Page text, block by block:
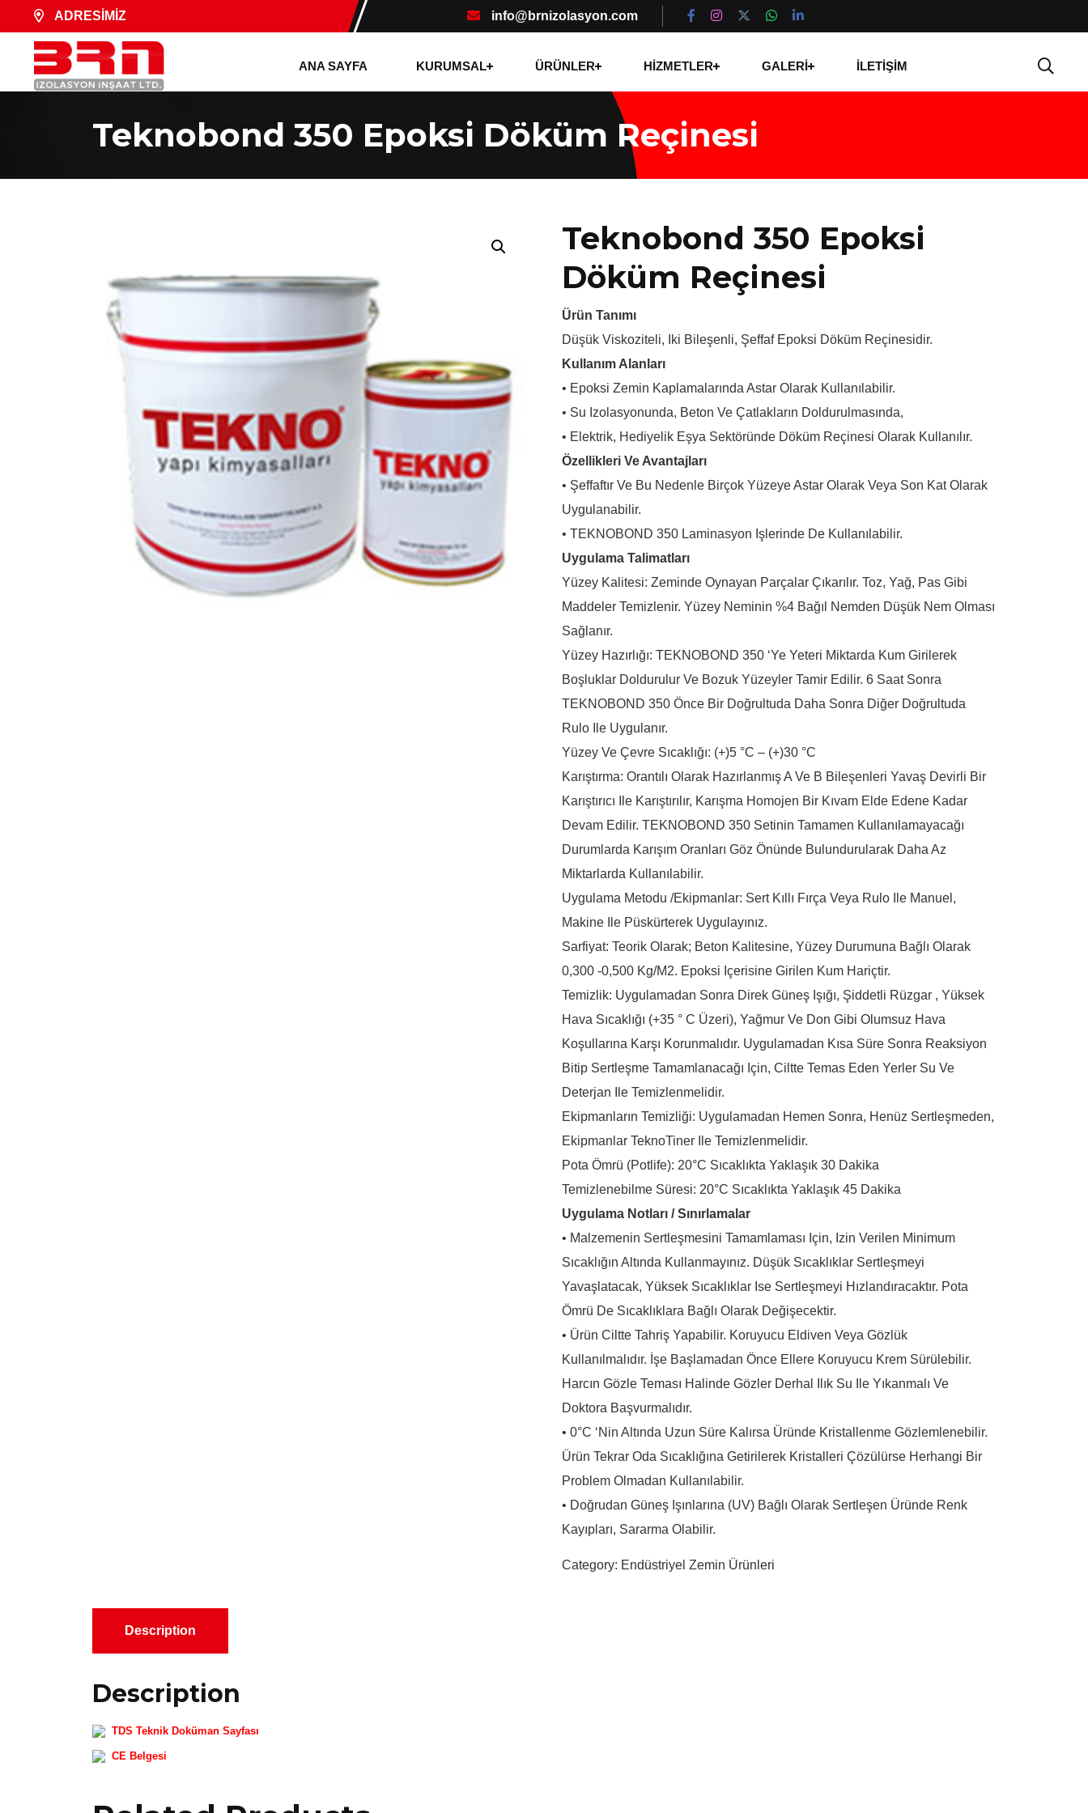
ADRESİMİZ info@brnizolasyon.com
ANA SAYFA KURUMSAL ÜRÜNLER HİZMETLER GALERİ İLETİŞİM
Teknobond 350 Epoksi Döküm Reçinesi
Teknobond 350 Epoksi
Döküm Reçinesi
Ürün Tanımı
Düşük Viskoziteli, Iki Bileşenli, Şeffaf Epoksi Döküm Reçinesidir.
Kullanım Alanları
• Epoksi Zemin Kaplamalarında Astar Olarak Kullanılabilir.
• Su Izolasyonunda, Beton Ve Çatlakların Doldurulmasında,
• Elektrik, Hediyelik Eşya Sektöründe Döküm Reçinesi Olarak Kullanılır.
Özellikleri Ve Avantajları
• Şeffaftır Ve Bu Nedenle Birçok Yüzeye Astar Olarak Veya Son Kat Olarak
Uygulanabilir.
• TEKNOBOND 350 Laminasyon Işlerinde De Kullanılabilir.
Uygulama Talimatları
Yüzey Kalitesi: Zeminde Oynayan Parçalar Çıkarılır. Toz, Yağ, Pas Gibi
Maddeler Temizlenir. Yüzey Neminin %4 Bağıl Nemden Düşük Nem Olması
Sağlanır.
Yüzey Hazırlığı: TEKNOBOND 350 ‘ye Yeteri Miktarda Kum Girilerek
Boşluklar Doldurulur Ve Bozuk Yüzeyler Tamir Edilir. 6 Saat Sonra
TEKNOBOND 350 Önce Bir Doğrultuda Daha Sonra Diğer Doğrultuda
Rulo Ile Uygulanır.
Yüzey Ve Çevre Sıcaklığı: (+)5 °C – (+)30 °C
Karıştırma: Orantılı Olarak Hazırlanmış A Ve B Bileşenleri Yavaş Devirli Bir
Karıştırıcı Ile Karıştırılır, Karışma Homojen Bir Kıvam Elde Edene Kadar
Devam Edilir. TEKNOBOND 350 Setinin Tamamen Kullanılamayacağı
Durumlarda Karışım Oranları Göz Önünde Bulundurularak Daha Az
Miktarlarda Kullanılabilir.
Uygulama Metodu /Ekipmanlar: Sert Kıllı Fırça Veya Rulo Ile Manuel,
Makine Ile Püskürterek Uygulayınız.
Sarfiyat: Teorik Olarak; Beton Kalitesine, Yüzey Durumuna Bağlı Olarak
0,300 -0,500 Kg/m2. Epoksi Içerisine Girilen Kum Hariçtir.
Temizlik: Uygulamadan Sonra Direk Güneş Işığı, Şiddetli Rüzgar , Yüksek
Hava Sıcaklığı (+35 ° C Üzeri), Yağmur Ve Don Gibi Olumsuz Hava
Koşullarına Karşı Korunmalıdır. Uygulamadan Kısa Süre Sonra Reaksiyon
Bitip Sertleşme Tamamlanacağı Için, Ciltte Temas Eden Yerler Su Ve
Deterjan Ile Temizlenmelidir.
Ekipmanların Temizliği: Uygulamadan Hemen Sonra, Henüz Sertleşmeden,
Ekipmanlar TeknoTiner Ile Temizlenmelidir.
Pota Ömrü (Potlife): 20°C Sıcaklıkta Yaklaşık 30 Dakika
Temizlenebilme Süresi: 20°C Sıcaklıkta Yaklaşık 45 Dakika
Uygulama Notları / Sınırlamalar
• Malzemenin Sertleşmesini Tamamlaması Için, Izin Verilen Minimum
Sıcaklığın Altında Kullanmayınız. Düşük Sıcaklıklar Sertleşmeyi
Yavaşlatacak, Yüksek Sıcaklıklar Ise Sertleşmeyi Hızlandıracaktır. Pota
Ömrü De Sıcaklıklara Bağlı Olarak Değişecektir.
• Ürün Ciltte Tahriş Yapabilir. Koruyucu Eldiven Veya Gözlük
Kullanılmalıdır. İşe Başlamadan Önce Ellere Koruyucu Krem Sürülebilir.
Harcın Gözle Teması Halinde Gözler Derhal Ilık Su Ile Yıkanmalı Ve
Doktora Başvurmalıdır.
• 0°C ‘nin Altında Uzun Süre Kalırsa Üründe Kristallenme Gözlemlenebilir.
Ürün Tekrar Oda Sıcaklığına Getirilerek Kristalleri Çözülürse Herhangi Bir
Problem Olmadan Kullanılabilir.
• Doğrudan Güneş Işınlarına (UV) Bağlı Olarak Sertleşen Üründe Renk
Kayıpları, Sararma Olabilir.
Category: Endüstriyel Zemin Ürünleri
Description
Description
TDS Teknik Doküman Sayfası
CE Belgesi